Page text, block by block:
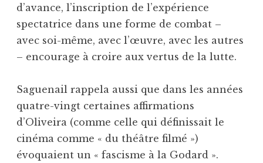
d’avance, l’inscription de l’expérience
spectatrice dans une forme de combat –
avec soi-même, avec l’œuvre, avec les autres
– encourage à croire aux vertus de la lutte.
Saguenail rappela aussi que dans les années
quatre-vingt certaines affirmations
d’Oliveira (comme celle qui définissait le
cinéma comme « du théâtre filmé »)
évoquaient un « fascisme à la Godard ».